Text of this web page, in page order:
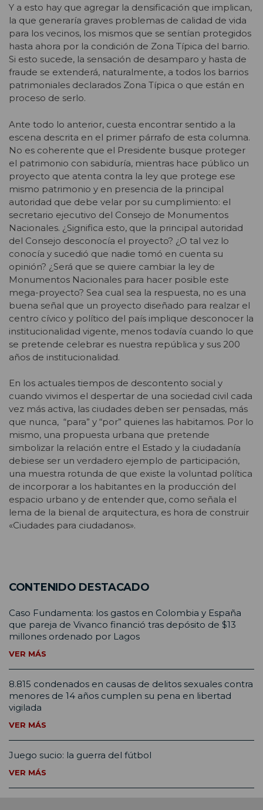
Y a esto hay que agregar la densificación que implican,
la que generaría graves problemas de calidad de vida
para los vecinos, los mismos que se sentían protegidos
hasta ahora por la condición de Zona Típica del barrio.
Si esto sucede, la sensación de desamparo y hasta de
fraude se extenderá, naturalmente, a todos los barrios
patrimoniales declarados Zona Típica o que están en
proceso de serlo.
Ante todo lo anterior, cuesta encontrar sentido a la
escena descrita en el primer párrafo de esta columna.
No es coherente que el Presidente busque proteger
el patrimonio con sabiduría, mientras hace público un
proyecto que atenta contra la ley que protege ese
mismo patrimonio y en presencia de la principal
autoridad que debe velar por su cumplimiento: el
secretario ejecutivo del Consejo de Monumentos
Nacionales. ¿Significa esto, que la principal autoridad
del Consejo desconocía el proyecto? ¿O tal vez lo
conocía y sucedió que nadie tomó en cuenta su
opinión? ¿Será que se quiere cambiar la ley de
Monumentos Nacionales para hacer posible este
mega-proyecto? Sea cual sea la respuesta, no es una
buena señal que un proyecto diseñado para realzar el
centro cívico y político del país implique desconocer la
institucionalidad vigente, menos todavía cuando lo que
se pretende celebrar es nuestra república y sus 200
años de institucionalidad.
En los actuales tiempos de descontento social y
cuando vivimos el despertar de una sociedad civil cada
vez más activa, las ciudades deben ser pensadas, más
que nunca, “para” y “por” quienes las habitamos. Por lo
mismo, una propuesta urbana que pretende
simbolizar la relación entre el Estado y la ciudadanía
debiese ser un verdadero ejemplo de participación,
una muestra rotunda de que existe la voluntad política
de incorporar a los habitantes en la producción del
espacio urbano y de entender que, como señala el
lema de la bienal de arquitectura, es hora de construir
«Ciudades para ciudadanos».
CONTENIDO DESTACADO
Caso Fundamenta: los gastos en Colombia y España
que pareja de Vivanco financió tras depósito de $13
millones ordenado por Lagos
VER MÁS
8.815 condenados en causas de delitos sexuales contra
menores de 14 años cumplen su pena en libertad
vigilada
VER MÁS
Juego sucio: la guerra del fútbol
VER MÁS